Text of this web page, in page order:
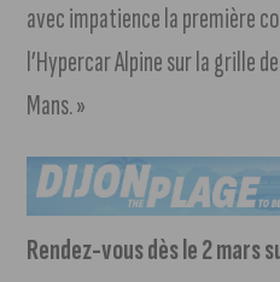
avec impatience la première
l’Hypercar Alpine sur la grille
Mans. »
Rendez-vous dès le 2 mars